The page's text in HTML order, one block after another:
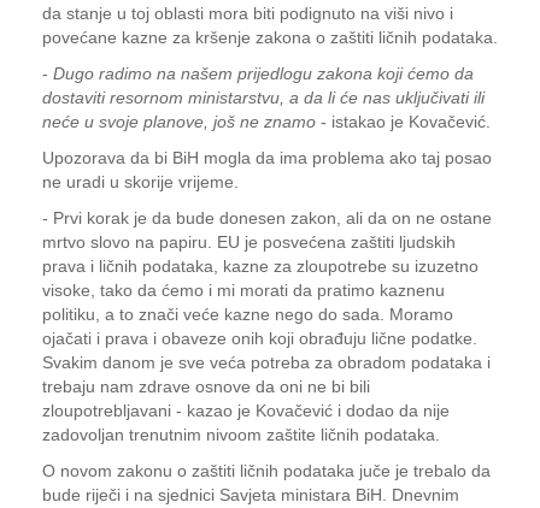
da stanje u toj oblasti mora biti podignuto na viši nivo i
povećane kazne za kršenje zakona o zaštiti ličnih podataka.
- Dugo radimo na našem prijedlogu zakona koji ćemo da
dostaviti resornom ministarstvu, a da li će nas uključivati ili
neće u svoje planove, još ne znamo - istakao je Kovačević.
Upozorava da bi BiH mogla da ima problema ako taj posao
ne uradi u skorije vrijeme.
- Prvi korak je da bude donesen zakon, ali da on ne ostane
mrtvo slovo na papiru. EU je posvećena zaštiti ljudskih
prava i ličnih podataka, kazne za zloupotrebe su izuzetno
visoke, tako da ćemo i mi morati da pratimo kaznenu
politiku, a to znači veće kazne nego do sada. Moramo
ojačati i prava i obaveze onih koji obrađuju lične podatke.
Svakim danom je sve veća potreba za obradom podataka i
trebaju nam zdrave osnove da oni ne bi bili
zloupotrebljavani - kazao je Kovačević i dodao da nije
zadovoljan trenutnim nivoom zaštite ličnih podataka.
O novom zakonu o zaštiti ličnih podataka juče je trebalo da
bude riječi i na sjednici Savjeta ministara BiH. Dnevnim